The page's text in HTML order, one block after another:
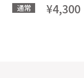
通常 ¥4,300